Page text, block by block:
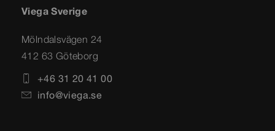
Viega Sverige
Mölndalsvägen 24
412 63 Göteborg
+46 31 20 41 00
info@viega.se